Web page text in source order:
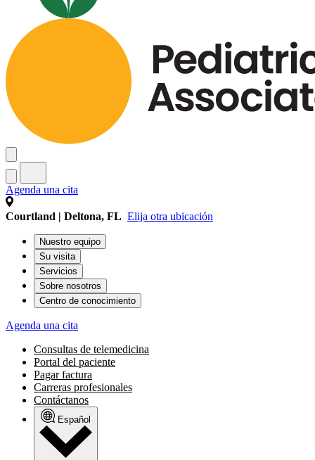
Agenda una cita
Courtland | Deltona, FL Elija otra ubicación
Nuestro equipo
Su visita
Servicios
Sobre nosotros
Centro de conocimiento
Agenda una cita
Consultas de telemedicina
Portal del paciente
Pagar factura
Carreras profesionales
Contáctanos
Español